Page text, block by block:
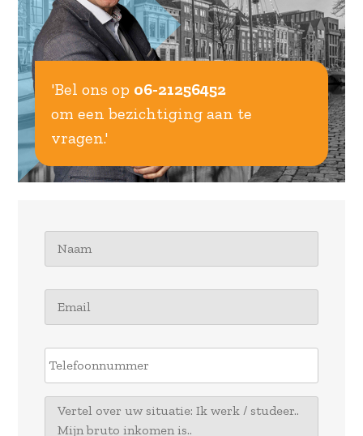
'Bel ons op 06-21256452
om een bezichtiging aan te
vragen.'
Naam *
Email *
Telefoonnummer
Uw